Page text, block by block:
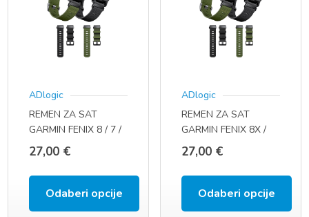
ADlogic
REMEN ZA SAT
GARMIN FENIX 8 / 7 /
6 / 5 / 5 PLUS / 6 PRO
27,00 €
Odaberi opcije
ADlogic
REMEN ZA SAT
GARMIN FENIX 8X /
7X / 6X / 5X / TACTIX /
FENIX 3
27,00 €
Odaberi opcije